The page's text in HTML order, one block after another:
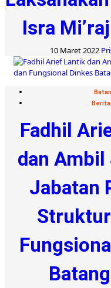
Isra
10 Maret 2022
Berita
Fadhil
dan Ambil
Jabatan